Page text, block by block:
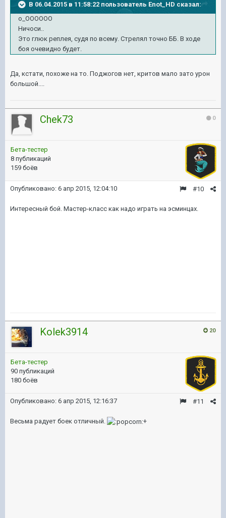
В 06.04.2015 в 11:58:22 пользователь Enot_HD сказал:
о_ОООООО
Ничоси..
Это глюк реплея, судя по всему. Стрелял точно ББ. В ходе
боя очевидно будет.
Да, кстати, похоже на то. Поджогов нет, критов мало зато урон
большой....
0
Chek73
Бета-тестер
8 публикаций
159 боёв
#10
Опубликовано: 6 апр 2015, 12:04:10
Интересный бой. Мастер-класс как надо играть на эсминцах.
20
Kolek3914
Бета-тестер
90 публикаций
180 боёв
#11
Опубликовано: 6 апр 2015, 12:16:37
Весьма радует боек отличный. +